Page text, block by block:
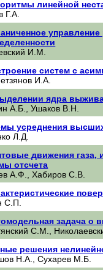
линейной
Г.А.
И.М.
систем с
И.А.
ядра
А.Б., Ушаков В.Н.
усреднения
Л.Д.
движения газа,
отсчета
А.Ф., Xабиров С.В.
С.П.
задача о
С.М.,
решения
Н.А., Сухарев М.Б.